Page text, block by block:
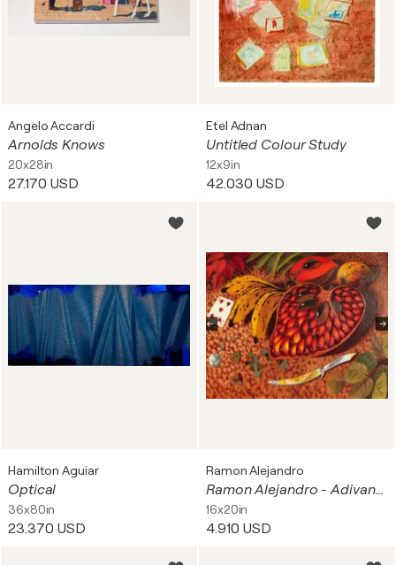
Angelo Accardi
Arnolds Knows
20x28in
27.170 USD
Etel Adnan
Untitled Colour Study
12x9in
42.030 USD
Hamilton Aguiar
Optical
36x80in
23.370 USD
Ramon Alejandro
Ramon Alejandro - Adivananza #5
16x20in
4.910 USD